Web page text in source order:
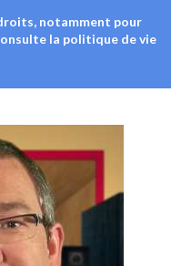
notamment pour
la politique de vie